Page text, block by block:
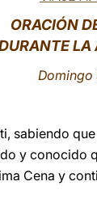
ORACIÓN
LA
Domingo
sabiendo
y conocido
Cena y